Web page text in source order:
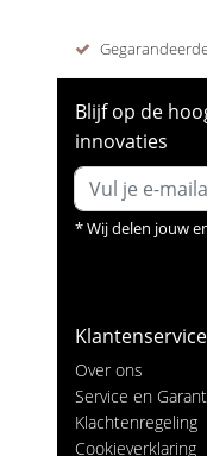
Blijf op de
innovaties
* Wij delen jouw
Klantenservice
Over ons
Service en
Klachtenregeling
Cookieverklaring